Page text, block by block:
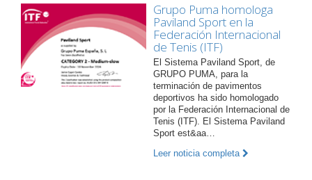
Grupo Puma homologa
Paviland Sport en la
Federación Internacional
de Tenis (ITF)
El Sistema Paviland Sport, de
GRUPO PUMA, para la
terminación de pavimentos
deportivos ha sido homologado
por la Federación Internacional de
Tenis (ITF). El Sistema Paviland
Sport est&aa…
Leer noticia completa